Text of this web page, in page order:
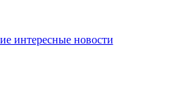
интересные новости